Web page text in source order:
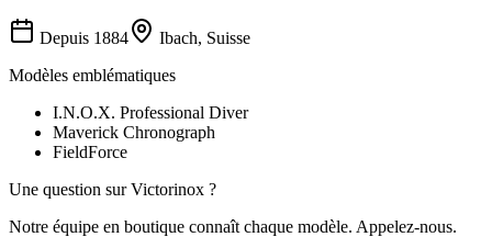
Depuis 1884
Ibach, Suisse
Modèles emblématiques
I.N.O.X. Professional Diver
Maverick Chronograph
FieldForce
Une question surVictorinox ?
Notre équipe en boutique connaît chaque modèle. Appelez-nous.